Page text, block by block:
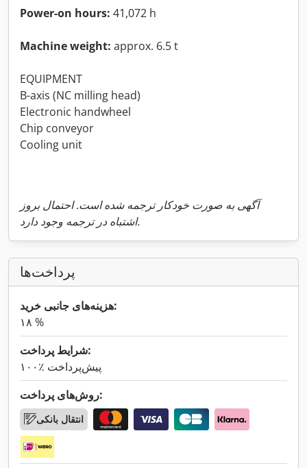
Power-on hours: 41,072 h
Machine weight: approx. 6.5 t
EQUIPMENT
B-axis (NC milling head)
Electronic handwheel
Chip conveyor
Cooling unit
آگهی به صورت خودکار ترجمه شده است. احتمال بروز
اشتباه در ترجمه وجود دارد.
پرداخت‌ها
هزینه‌های جانبی خرید:
۱۸ %
شرایط پرداخت:
۱۰۰٪ پیش‌پرداخت
روش‌های پرداخت:
انتقال بانکی